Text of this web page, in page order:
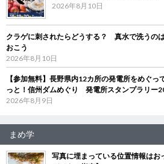
2026年8月10日
クラゲに刺されたらどうする？ 真水で洗うの
おこう
2026年8月10日
【参加無料】長野県内12カ所の発電所をめぐ
っと！信州ダムめぐり 発電所スタンプラリー
2026年8月9日
まめ学
写真に埋まっている位置情報は